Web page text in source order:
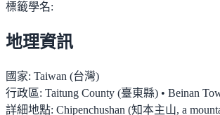
標籤學名:
地理資訊
國家: Taiwan (台灣)
行政區: Taitung County (臺東縣) • Beinan
詳細地點: Chipenchushan (知本主山, a